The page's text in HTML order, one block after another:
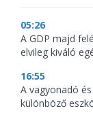
05:26
A GDP majd
elvileg kiváló
16:55
A vagyonadó
különböző